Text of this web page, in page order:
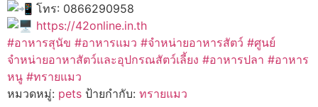
โทร: 0866290958
https://42online.in.th
#อาหารสุนัข #อาหารแมว #จำหน่ายอาหารสัตว์ #ศูนย์
จำหน่ายอาหาสัตว์และอุปกรณสัตว์เลี้ยง #อาหารปลา #อาหาร
หนู #ทรายแมว
หมวดหมู่: pets ป้ายกำกับ: ทรายแมว